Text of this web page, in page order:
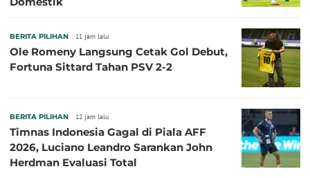
BERITA PILIHAN 11 jam lalu
Ole Romeny Langsung Cetak Gol Debut,
Fortuna Sittard Tahan PSV 2-2
BERITA PILIHAN 12 jam lalu
Timnas Indonesia Gagal di Piala AFF
2026, Luciano Leandro Sarankan John
Herdman Evaluasi Total